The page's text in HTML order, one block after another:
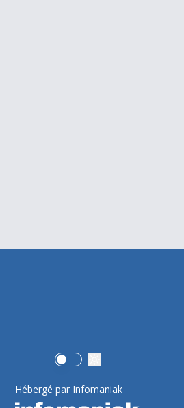
Use setting
Hébergé par Infomaniak